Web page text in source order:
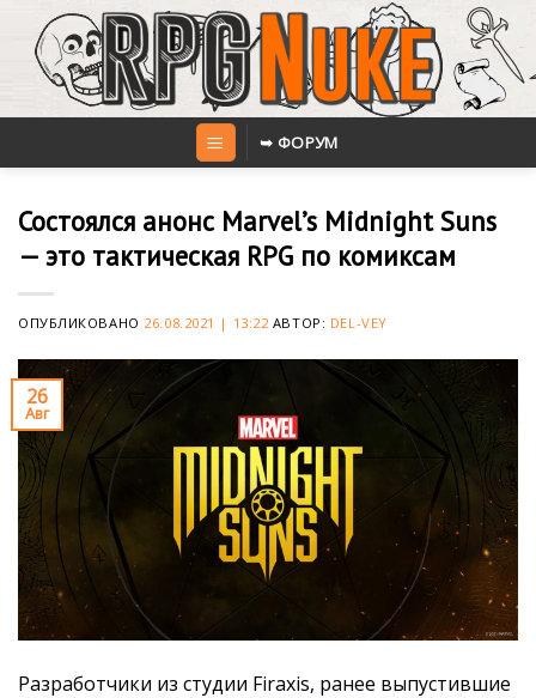
content
➥ ФОРУМ
Состоялся анонс Marvel’s Midnight Suns
— это тактическая RPG по комиксам
ОПУБЛИКОВАНО 26.08.2021 | 13:22АВТОР: DEL-VEY
26
Авг
Разработчики из студии Firaxis, ранее выпустившие